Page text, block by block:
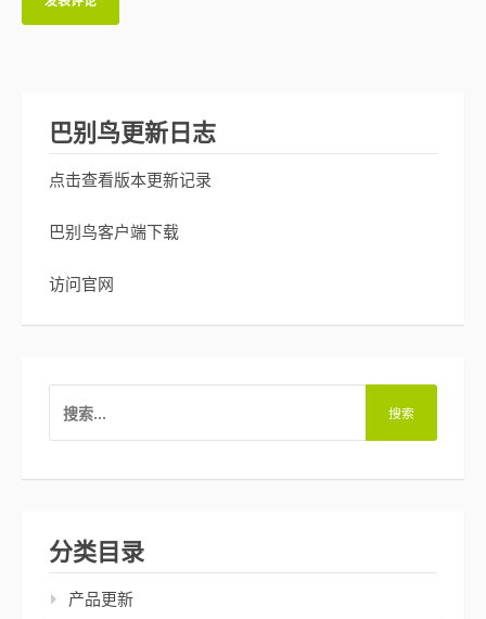
巴别鸟更新日志
点击查看版本更新记录
巴别鸟客户端下载
访问官网
索：
分类目录
产品更新